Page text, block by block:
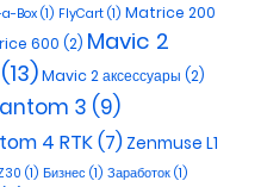
Box(1) FlyCart (1) Matrice 200
600 (2) Mavic 2
(13)Mavic 2 аксессуары (2)
3 (9)
4 RTK(7) Zenmuse L1
(1) Бизнес (1) Заработок (1)